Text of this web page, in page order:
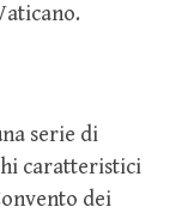
serie di
caratteristici
dei